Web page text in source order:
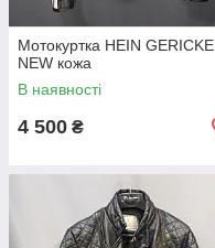
Мотокуртка HEIN GERICKE
NEW кожа
В наявності
4 500 ₴